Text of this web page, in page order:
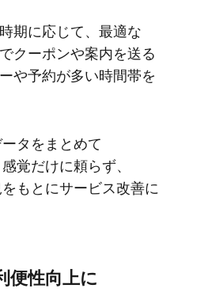
期に​応じて、​最適な​
クーポンや​案内を​送る
や​予約が​多い​時間帯を​
タを​まとめて​
覚だけに​頼らず、​
もとに​サービス改善に​
便性向上に​